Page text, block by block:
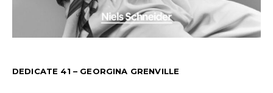
DEDICATE 41 – GEORGINA GRENVILLE